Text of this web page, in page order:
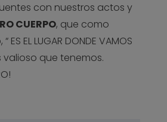
con nuestros actos y
CUERPO, que como
EL LUGAR DONDE VAMOS
valioso que tenemos.